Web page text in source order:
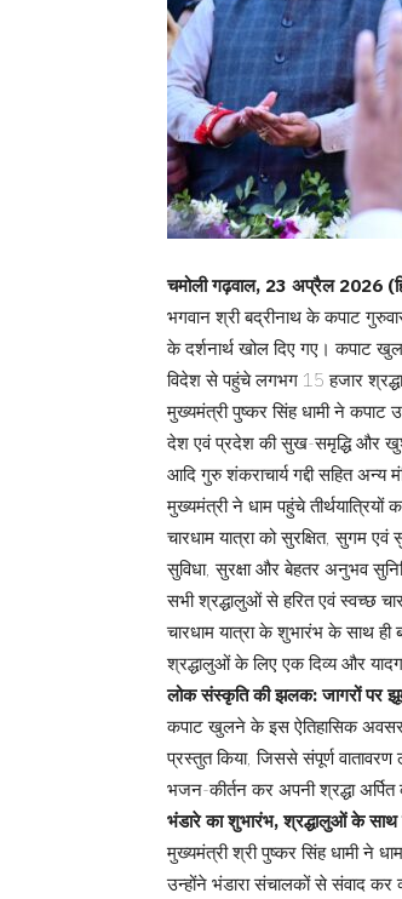
चमोली गढ़वाल, 23 अप्रैल 2026
भगवान श्री बद्रीनाथ के कपाट
के दर्शनार्थ खोल दिए गए। कपाट
विदेश से पहुंचे लगभग 15 हजार
मुख्यमंत्री पुष्कर सिंह धामी ने
देश एवं प्रदेश की सुख-समृद्धि और
आदि गुरु शंकराचार्य गद्दी सहित अन्य
मुख्यमंत्री ने धाम पहुंचे
चारधाम यात्रा को सुरक्षित, सुगम एवं
सुविधा, सुरक्षा और बेहतर अनुभव
सभी श्रद्धालुओं से हरित एवं स्वच्छ
चारधाम यात्रा के शुभारंभ के साथ
श्रद्धालुओं के लिए एक दिव्य और
लोक संस्कृति की झलक: जागरों पर
कपाट खुलने के इस ऐतिहासिक अवसर
प्रस्तुत किया, जिससे संपूर्ण
भजन-कीर्तन कर अपनी श्रद्धा अर्पित
भंडारे का शुभारंभ, श्रद्धालुओं के साथ
मुख्यमंत्री श्री पुष्कर सिंह धामी ने
उन्होंने भंडारा संचालकों से संवाद कर